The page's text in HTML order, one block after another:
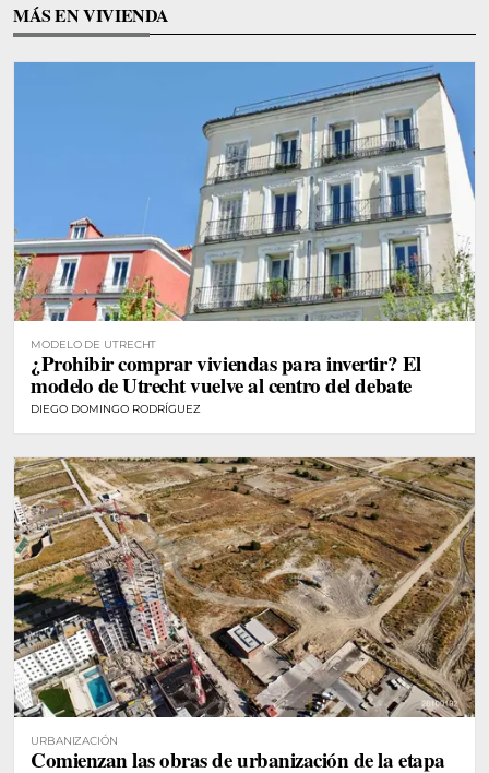
MÁS EN VIVIENDA
MODELO DE UTRECHT
¿Prohibir comprar viviendas para invertir? El
modelo de Utrecht vuelve al centro del debate
DIEGO DOMINGO RODRÍGUEZ
URBANIZACIÓN
Comienzan las obras de urbanización de la etapa